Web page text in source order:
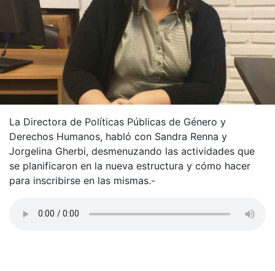
La Directora de Políticas Públicas de Género y
Derechos Humanos, habló con Sandra Renna y
Jorgelina Gherbi, desmenuzando las actividades que
se planificaron en la nueva estructura y cómo hacer
para inscribirse en las mismas.-